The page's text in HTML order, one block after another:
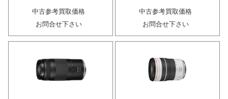
中古参考買取価格
お問合せ下さい
中古参考買取価格
お問合せ下さい